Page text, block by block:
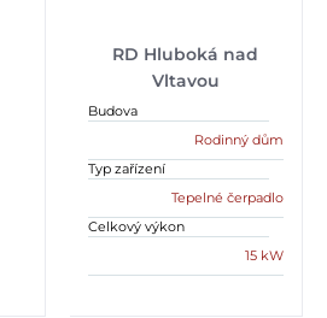
RD Hluboká nad
Vltavou
Budova
Rodinný dům
Typ zařízení
Tepelné čerpadlo
Celkový výkon
15 kW